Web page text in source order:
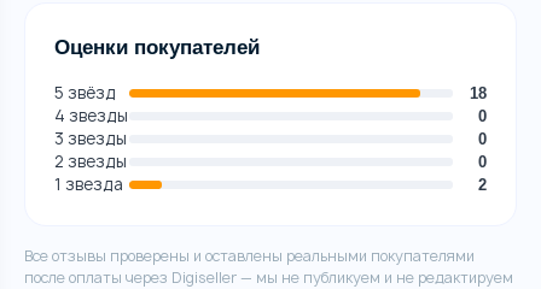
Оценки покупателей
5 звёзд 18
4 звезды 0
3 звезды 0
2 звезды 0
1 звезда 2
Все отзывы проверены и оставлены реальными покупателями
после оплаты через Digiseller — мы не публикуем и не редактируем